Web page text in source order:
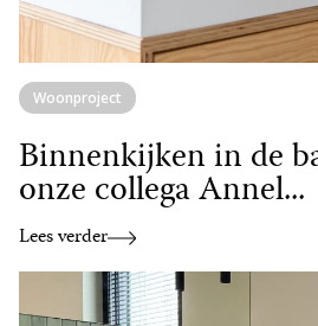
Woonproject
Binnenkijken in de
onze collega Annel...
Lees verder